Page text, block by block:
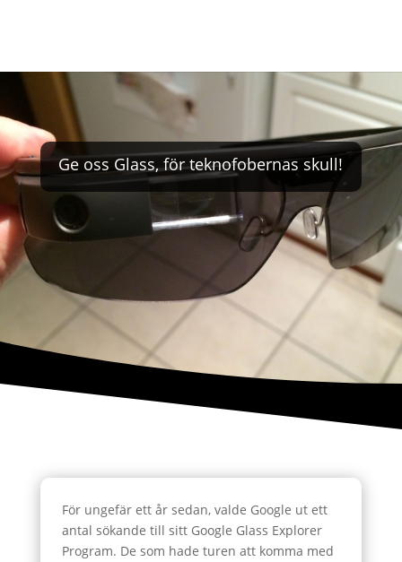
Ge oss Glass, för teknofobernas skull!
För ungefär ett år sedan, valde Google ut ett
antal sökande till sitt Google Glass Explorer
Program. De som hade turen att komma med